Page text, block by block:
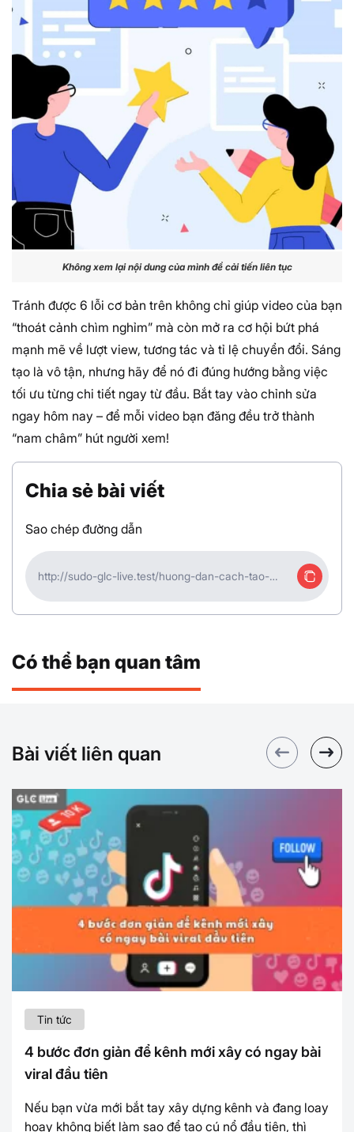
Không xem lại nội dung của mình để cải tiến liên tục
Tránh được 6 lỗi cơ bản trên không chỉ giúp video của bạn
“thoát cảnh chìm nghỉm” mà còn mở ra cơ hội bứt phá
mạnh mẽ về lượt view, tương tác và tỉ lệ chuyển đổi. Sáng
tạo là vô tận, nhưng hãy để nó đi đúng hướng bằng việc
tối ưu từng chi tiết ngay từ đầu. Bắt tay vào chỉnh sửa
ngay hôm nay – để mỗi video bạn đăng đều trở thành
“nam châm” hút người xem!
Chia sẻ bài viết
Sao chép đường dẫn
http://sudo-glc-live.test/huong-dan-cach-tao-
Có thể bạn quan tâm
Bài viết liên quan
Tin tức
4 bước đơn giản để kênh mới xây có ngay bài
viral đầu tiên
Nếu bạn vừa mới bắt tay xây dựng kênh và đang loay
hoay không biết làm sao để tạo cú nổ đầu tiên, thì